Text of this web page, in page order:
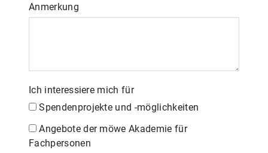
Anmerkung
Ich interessiere mich für
Spendenprojekte und -möglichkeiten
Angebote der möwe Akademie für
Fachpersonen